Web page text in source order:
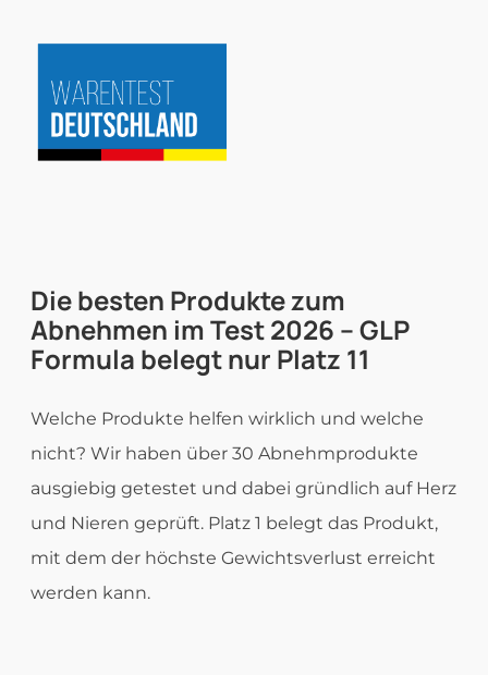
Inhalt
springen
Die besten Produkte zum
Abnehmen im Test2026 – GLP
Formula belegt nur Platz 11
Welche Produkte helfen wirklich und welche
nicht? Wir haben über 30 Abnehmprodukte
ausgiebig getestet und dabei gründlich auf Herz
und Nieren geprüft. Platz 1 belegt das Produkt,
mit dem der höchste Gewichtsverlust erreicht
werden kann.